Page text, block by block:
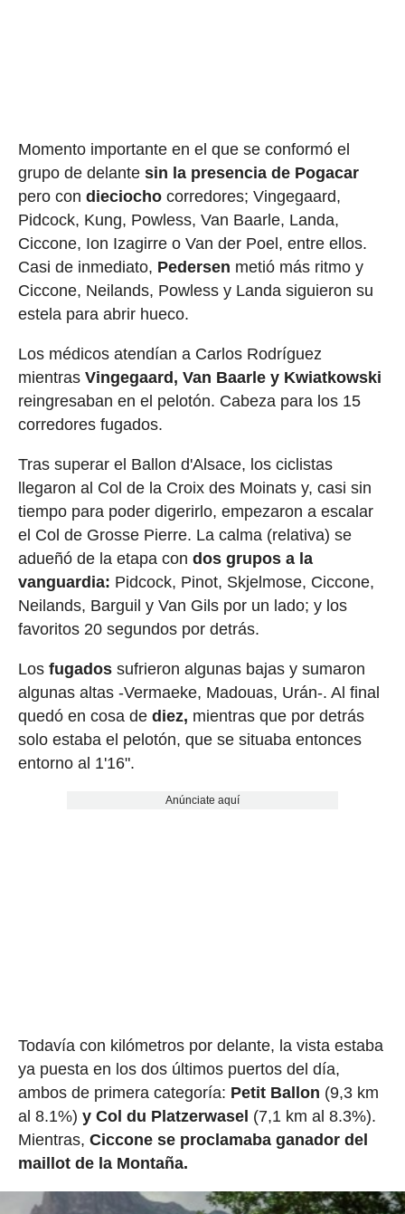
Momento importante en el que se conformó el
grupo de delante sin la presencia de Pogacar
pero con dieciochocorredores; Vingegaard,
Pidcock, Kung, Powless, Van Baarle, Landa,
Ciccone, Ion Izagirre o Van der Poel, entre ellos.
Casi de inmediato, Pedersen metió más ritmo y
Ciccone, Neilands, Powless y Landa siguieron su
estela para abrir hueco.
Los médicos atendían a Carlos Rodríguez
mientras Vingegaard, Van Baarle y Kwiatkowski
reingresaban en el pelotón. Cabeza para los 15
corredores fugados.
Tras superar el Ballon d'Alsace, los ciclistas
llegaron al Col de la Croix des Moinats y, casi sin
tiempo para poder digerirlo, empezaron a escalar
el Col de Grosse Pierre. La calma (relativa) se
adueñó de la etapa con dos grupos a la
vanguardia: Pidcock, Pinot, Skjelmose, Ciccone,
Neilands, Barguil y Van Gils por un lado; y los
favoritos 20 segundos por detrás.
Los fugadossufrieron algunas bajas y sumaron
algunas altas -Vermaeke, Madouas, Urán-. Al final
quedó en cosa de diez, mientras que por detrás
solo estaba el pelotón, que se situaba entonces
entorno al 1'16".
Anúnciate aquí
Todavía con kilómetros por delante, la vista estaba
ya puesta en los dos últimos puertos del día,
ambos de primera categoría: Petit Ballon (9,3 km
al 8.1%) y Col du Platzerwasel (7,1 km al 8.3%).
Mientras, Ciccone se proclamaba ganador del
maillot de la Montaña.